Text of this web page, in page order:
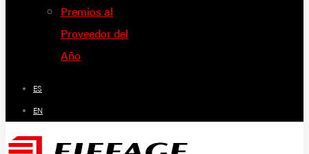
Premios al
Proveedor del
Año
ES
EN